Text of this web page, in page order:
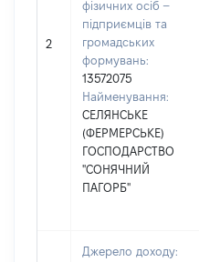
2
фізичних осіб –
підприємців та
громадських
формувань:
13572075
Найменування:
СЕЛЯНСЬКЕ
(ФЕРМЕРСЬКЕ)
ГОСПОДАРСТВО
"СОНЯЧНИЙ
ПАГОРБ"
Джерело доходу: